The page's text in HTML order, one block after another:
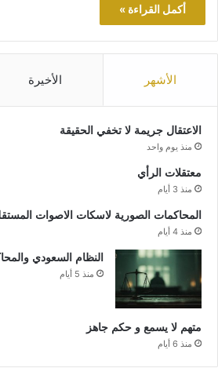
أكمل القراءة »
الأشهر الأخيرة
الاعتقال جريمة لا تخفي الحقيقة
منذ يوم واحد
معتقلات الرأي
منذ 3 أيام
المحاكمات الصورية لاسكات الاصوات
منذ 4 أيام
النظام السعودي
منذ 5 أيام
متهم لا يسمع و حكم جاهز
منذ 6 أيام